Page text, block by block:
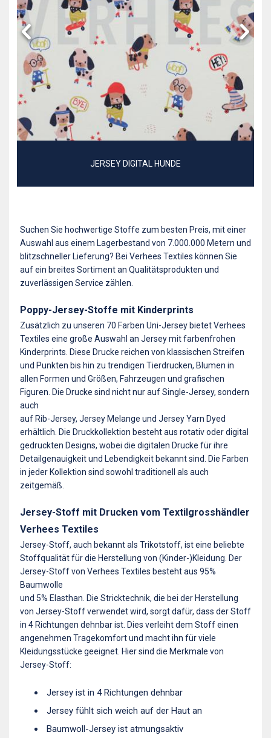
JERSEY DIGITAL HUNDE
Suchen Sie hochwertige Stoffe zum besten Preis, mit einer
Auswahl aus einem Lagerbestand von 7.000.000 Metern und
blitzschneller Lieferung? Bei Verhees Textiles können Sie
auf ein breites Sortiment an Qualitätsprodukten und
zuverlässigen Service zählen.
Poppy-Jersey-Stoffe mit Kinderprints
Zusätzlich zu unseren 70 Farben Uni-Jersey bietet Verhees
Textiles eine große Auswahl an Jersey mit farbenfrohen
Kinderprints. Diese Drucke reichen von klassischen Streifen
und Punkten bis hin zu trendigen Tierdrucken, Blumen in
allen Formen und Größen, Fahrzeugen und grafischen
Figuren. Die Drucke sind nicht nur auf Single-Jersey, sondern
auch
auf Rib-Jersey, Jersey Melange und Jersey Yarn Dyed
erhältlich. Die Druckkollektion besteht aus rotativ oder digital
gedruckten Designs, wobei die digitalen Drucke für ihre
Detailgenauigkeit und Lebendigkeit bekannt sind. Die Farben
in jeder Kollektion sind sowohl traditionell als auch
zeitgemäß.
Jersey-Stoff mit Drucken vom Textilgrosshändler
Verhees Textiles
Jersey-Stoff, auch bekannt als Trikotstoff, ist eine beliebte
Stoffqualität für die Herstellung von (Kinder-)Kleidung. Der
Jersey-Stoff von Verhees Textiles besteht aus 95%
Baumwolle
und 5% Elasthan. Die Stricktechnik, die bei der Herstellung
von Jersey-Stoff verwendet wird, sorgt dafür, dass der Stoff
in 4 Richtungen dehnbar ist. Dies verleiht dem Stoff einen
angenehmen Tragekomfort und macht ihn für viele
Kleidungsstücke geeignet. Hier sind die Merkmale von
Jersey-Stoff:
Jersey ist in 4 Richtungen dehnbar
Jersey fühlt sich weich auf der Haut an
Baumwoll-Jersey ist atmungsaktiv